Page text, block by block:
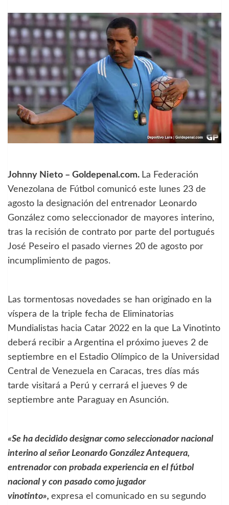
Johnny Nieto – Goldepenal.com. La Federación
Venezolana de Fútbol comunicó este lunes 23 de
agosto la designación del entrenador Leonardo
González como seleccionador de mayores interino,
tras la recisión de contrato por parte del portugués
José Peseiro el pasado viernes 20 de agosto por
incumplimiento de pagos.
Las tormentosas novedades se han originado en la
víspera de la triple fecha de Eliminatorias
Mundialistas hacia Catar 2022 en la que La Vinotinto
deberá recibir a Argentina el próximo jueves 2 de
septiembre en el Estadio Olímpico de la Universidad
Central de Venezuela en Caracas, tres días más
tarde visitará a Perú y cerrará el jueves 9 de
septiembre ante Paraguay en Asunción.
«Se ha decidido designar como seleccionador nacional
interino al señor Leonardo González Antequera,
entrenador con probada experiencia en el fútbol
nacional y con pasado como jugador
vinotinto», expresa el comunicado en su segundo